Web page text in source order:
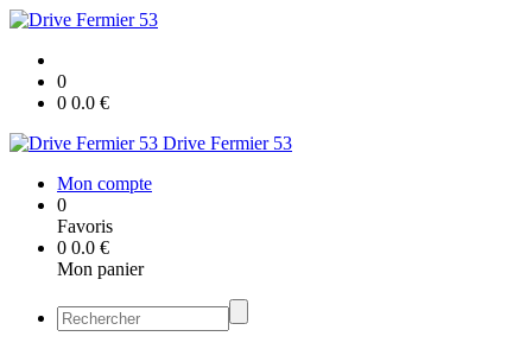
0
0 0.0 €
Drive Fermier 53
Mon compte
0
Favoris
0 0.0 €
Mon panier